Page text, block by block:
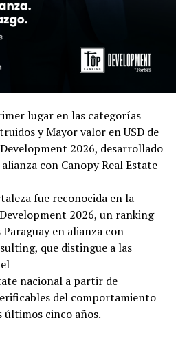
lugar en las categorías
y Mayor valor en USD de
2026, desarrollado
con Canopy Real Estate
fue reconocida en la
2026, un ranking
en alianza con
que distingue a las
nacional a partir de
del comportamiento
últimos cinco años.